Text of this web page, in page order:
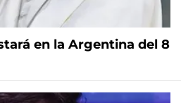
en la Argentina del 8